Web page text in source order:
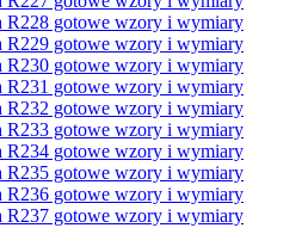
R228 gotowe wzory i wymiary
R229 gotowe wzory i wymiary
R230 gotowe wzory i wymiary
R231 gotowe wzory i wymiary
R232 gotowe wzory i wymiary
R233 gotowe wzory i wymiary
R234 gotowe wzory i wymiary
R235 gotowe wzory i wymiary
R236 gotowe wzory i wymiary
R237 gotowe wzory i wymiary